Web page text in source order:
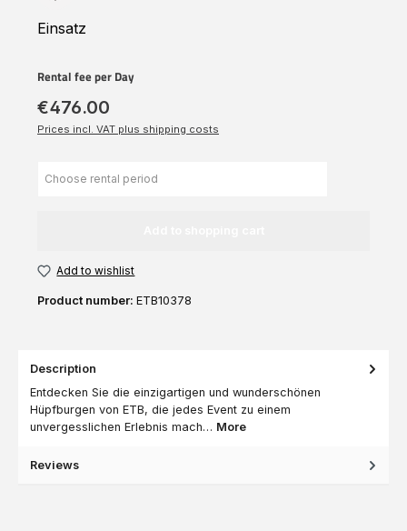
Einsatz
Rental fee per Day
€476.00
Prices incl. VAT plus shipping costs
Add to wishlist
Product number: ETB10378
Description
Entdecken Sie die einzigartigen und wunderschönen
Hüpfburgen von ETB, die jedes Event zu einem
unvergesslichen Erlebnis mach… More
Reviews